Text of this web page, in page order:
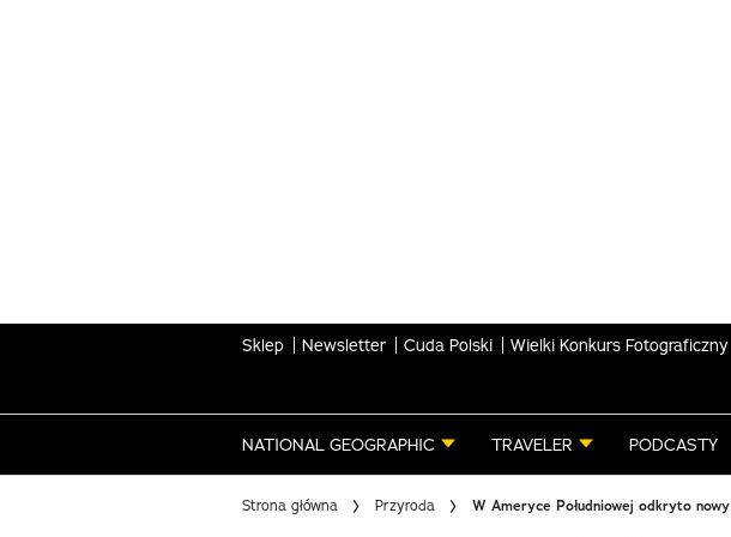
Sklep Newsletter Cuda Polski Wielki Konkurs Fotograficzny
NATIONAL GEOGRAPHIC TRAVELER PODCASTY
Strona główna Przyroda W Ameryce Południowej odkryto